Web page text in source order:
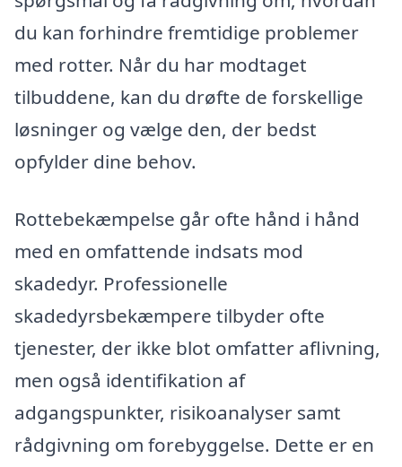
du kan forhindre fremtidige problemer
med rotter. Når du har modtaget
tilbuddene, kan du drøfte de forskellige
løsninger og vælge den, der bedst
opfylder dine behov.
Rottebekæmpelse går ofte hånd i hånd
med en omfattende indsats mod
skadedyr. Professionelle
skadedyrsbekæmpere tilbyder ofte
tjenester, der ikke blot omfatter aflivning,
men også identifikation af
adgangspunkter, risikoanalyser samt
rådgivning om forebyggelse. Dette er en